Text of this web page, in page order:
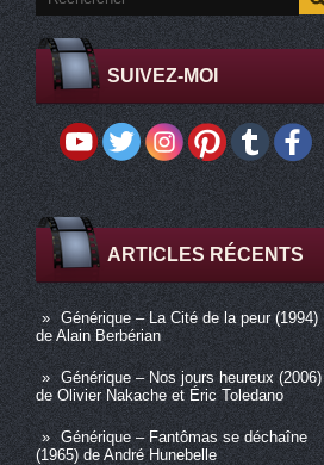
SUIVEZ-MOI
ARTICLES RÉCENTS
Générique – La Cité de la peur (1994)
de Alain Berbérian
Générique – Nos jours heureux (2006)
de Olivier Nakache et Éric Toledano
Générique – Fantômas se déchaîne
(1965) de André Hunebelle